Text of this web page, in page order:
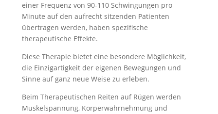
einer Frequenz von 90-110 Schwingungen pro
Minute auf den aufrecht sitzenden Patienten
übertragen werden, haben spezifische
therapeutische Effekte.
Diese Therapie bietet eine besondere Möglichkeit,
die Einzigartigkeit der eigenen Bewegungen und
Sinne auf ganz neue Weise zu erleben.
Beim Therapeutischen Reiten auf Rügen werden
Muskelspannung, Körperwahrnehmung und